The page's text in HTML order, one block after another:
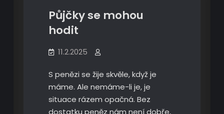
Půjčky se mohou
hodit
11.2.2025
S penězi se žije skvěle, když je
máme. Ale nemáme-li je, je
situace rázem opačná. Bez
dostatku peněz nám není dobře,